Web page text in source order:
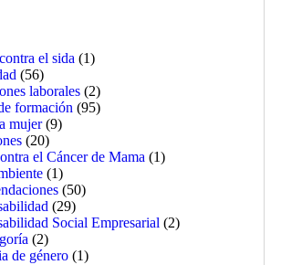
el sida (1)
(56)
laborales (2)
formación (95)
mujer(9)
(20)
el Cáncer de Mama (1)
(1)
(50)
(29)
Social Empresarial (2)
(2)
de género (1)